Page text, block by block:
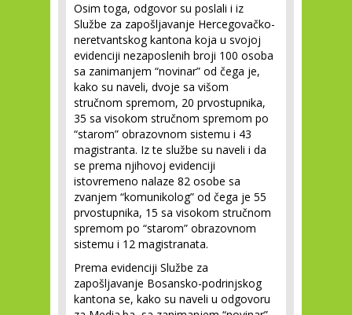
Osim toga, odgovor su poslali i iz
Službe za zapošljavanje Hercegovačko-
neretvantskog kantona koja u svojoj
evidenciji nezaposlenih broji 100 osoba
sa zanimanjem “novinar” od čega je,
kako su naveli, dvoje sa višom
stručnom spremom, 20 prvostupnika,
35 sa visokom stručnom spremom po
“starom” obrazovnom sistemu i 43
magistranta. Iz te službe su naveli i da
se prema njihovoj evidenciji
istovremeno nalaze 82 osobe sa
zvanjem “komunikolog” od čega je 55
prvostupnika, 15 sa visokom stručnom
spremom po “starom” obrazovnom
sistemu i 12 magistranata.
Prema evidenciji Službe za
zapošljavanje Bosansko-podrinjskog
kantona se, kako su naveli u odgovoru